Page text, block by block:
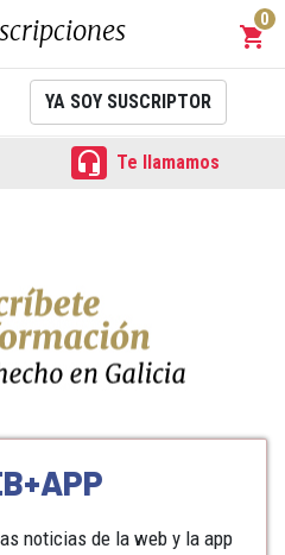
shopping_cart
0
YA SOY SUSCRIPTOR
 Te llamamos
noticias de la web y la app